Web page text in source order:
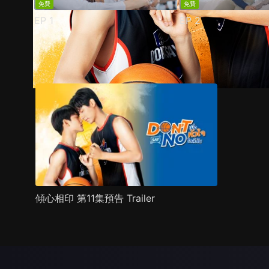
免費
EP 1
免費
EP2
預告 推薦影片 劇情介紹
傾心相印 第11集預告 Trailer